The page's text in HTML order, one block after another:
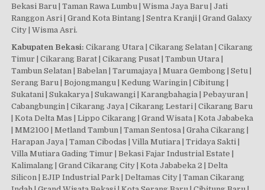
Bekasi Baru | Taman Rawa Lumbu | Wisma Jaya Baru | Jati
Ranggon Asri | Grand Kota Bintang | Sentra Kranji | Grand Galaxy
City | Wisma Asri.
Kabupaten Bekasi: Cikarang Utara | Cikarang Selatan | Cikarang
Timur | Cikarang Barat | Cikarang Pusat | Tambun Utara |
Tambun Selatan | Babelan | Tarumajaya | Muara Gembong | Setu |
Serang Baru | Bojongmangu | Kedung Waringin | Cibitung |
Sukatani | Sukakarya | Sukawangi | Karangbahagia | Pebayuran |
Cabangbungin | Cikarang Jaya | Cikarang Lestari | Cikarang Baru
| Kota Delta Mas | Lippo Cikarang | Grand Wisata | Kota Jababeka
| MM2100 | Metland Tambun | Taman Sentosa | Graha Cikarang |
Harapan Jaya | Taman Cibodas | Villa Mutiara | Tridaya Sakti |
Villa Mutiara Gading Timur | Bekasi Fajar Industrial Estate |
Kalimalang | Grand Cikarang City | Kota Jababeka 2 | Delta
Silicon | EJIP Industrial Park | Deltamas City | Taman Cikarang